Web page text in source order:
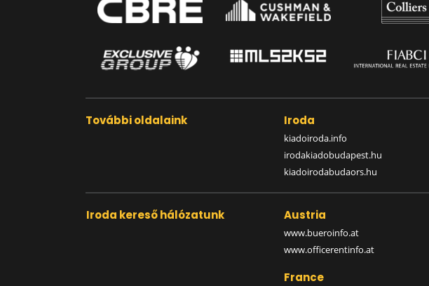
További oldalaink Iroda
kiadoiroda.info
irodakiadobudapest.hu
kiadoirodabudaors.hu
Iroda kereső hálózatunk Austria
www.bueroinfo.at
www.officerentinfo.at
France